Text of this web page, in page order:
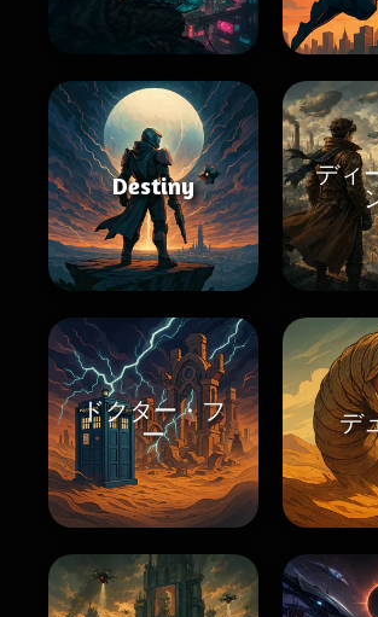
Destiny
ディ
ドクター・フ
ー
デ